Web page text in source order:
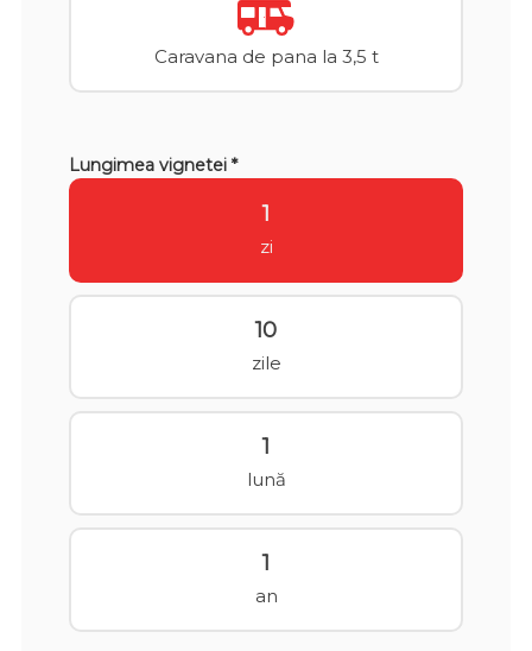
Caravana de pana la 3,5 t
Lungimea vignetei *
1
zi
10
zile
1
lună
1
an